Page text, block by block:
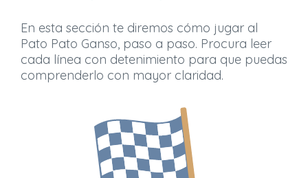
En esta sección te diremos cómo jugar al
Pato Pato Ganso, paso a paso. Procura leer
cada línea con detenimiento para que puedas
comprenderlo con mayor claridad.